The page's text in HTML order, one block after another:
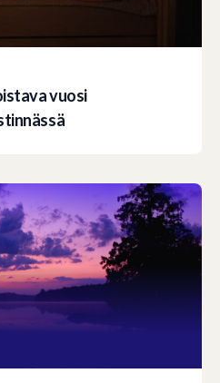
vuosi